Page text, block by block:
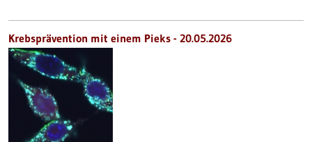
Krebsprävention mit einem Pieks - 20.05.2026